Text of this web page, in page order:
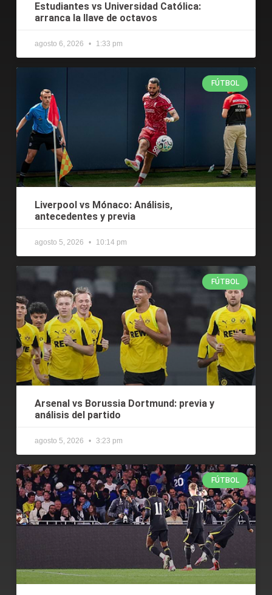
Estudiantes vs Universidad Católica:
arranca la llave de octavos
agosto 6, 2026 1:33 pm
FÚTBOL
Liverpool vs Mónaco: Análisis,
antecedentes y previa
agosto 5, 2026 10:14 pm
FÚTBOL
Arsenal vs Borussia Dortmund: previa y
análisis del partido
agosto 5, 2026 3:23 pm
FÚTBOL